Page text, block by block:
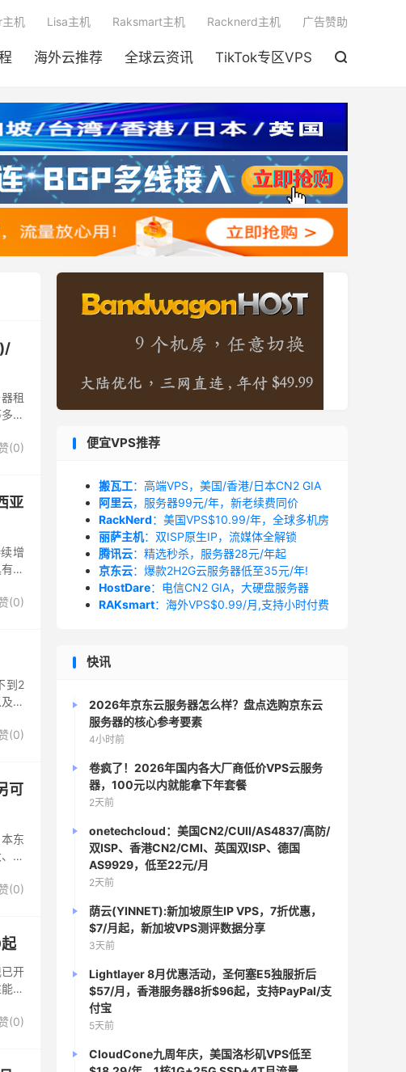
海外云推荐 全球云资讯 TikTok专区VPS 
机 Lisa主机 Raksmart主机 Racknerd主机 广告赞助
租
个
(0)
亚
增
更
(0)
到2
海
(0)
可
东
瑞
(0)
开
处
(0)
便宜VPS推荐
搬瓦工：高端VPS，美国/香港/日本CN2 GIA
阿里云，服务器99元/年，新老续费同价
RackNerd：美国VPS$10.99/年，全球多机房
丽萨主机：双ISP原生IP，流媒体全解锁
腾讯云：精选秒杀，服务器28元/年起
京东云：爆款2H2G云服务器低至35元/年!
HostDare：电信CN2 GIA，大硬盘服务器
RAKsmart：海外VPS$0.99/月,支持小时付费
快讯
2026年京东云服务器怎么样？盘点选购京东云
服务器的核心参考要素
4小时前
卷疯了！2026年国内各大厂商低价VPS云服务
器，100元以内就能拿下年套餐
2天前
onetechcloud：美国CN2/CUII/AS4837/高防/
双ISP、香港CN2/CMI、英国双ISP、德国
AS9929，低至22元/月
2天前
荫云(YINNET):新加坡原生IP VPS，7折优惠，
$7/月起，新加坡VPS测评数据分享
3天前
Lightlayer 8月优惠活动，圣何塞E5独服折后
$57/月，香港服务器8折$96起，支持PayPal/支
付宝
5天前
CloudCone九周年庆，美国洛杉矶VPS低至